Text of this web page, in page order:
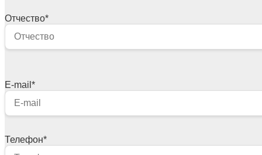
Отчество*
E-mail *
Телефон*